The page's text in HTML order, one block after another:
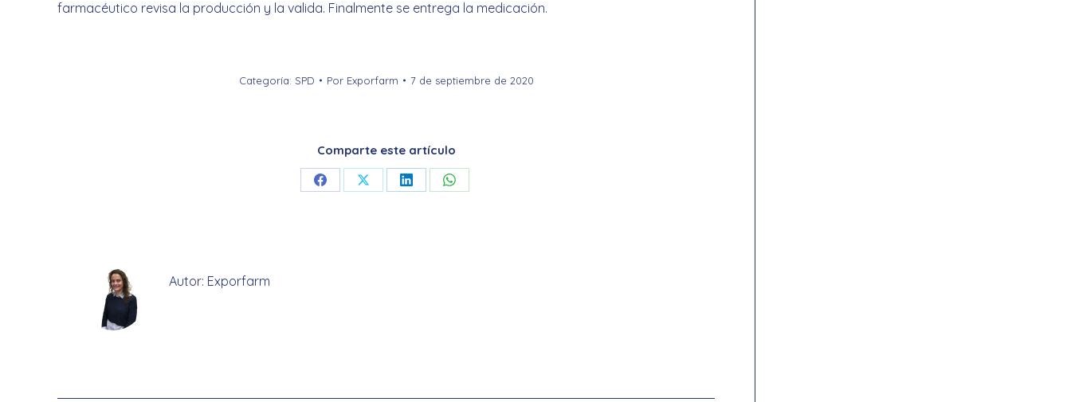
farmacéutico revisa la producción y la valida. Finalmente se entrega la medicación.
Categoría: SPD Por Exporfarm 7 de septiembre de 2020
Comparte este artículo
Share Share Share Share
Autor: Exporfarm